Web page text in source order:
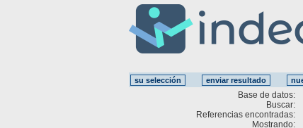
Base de datos:
Buscar:
Referencias encontradas:
Mostrando: